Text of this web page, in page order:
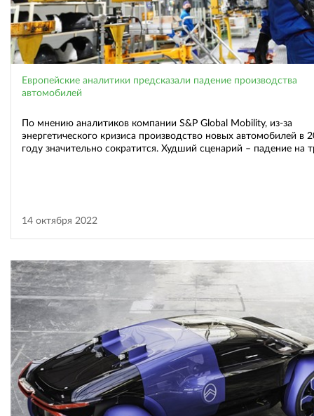
Европейские аналитики предсказали падение производства
автомобилей
По мнению аналитиков компании S&P Global Mobility, из-за
энергетического кризиса производство новых автомобилей в
году значительно сократится. Худший сценарий – падение на
14 октября 2022